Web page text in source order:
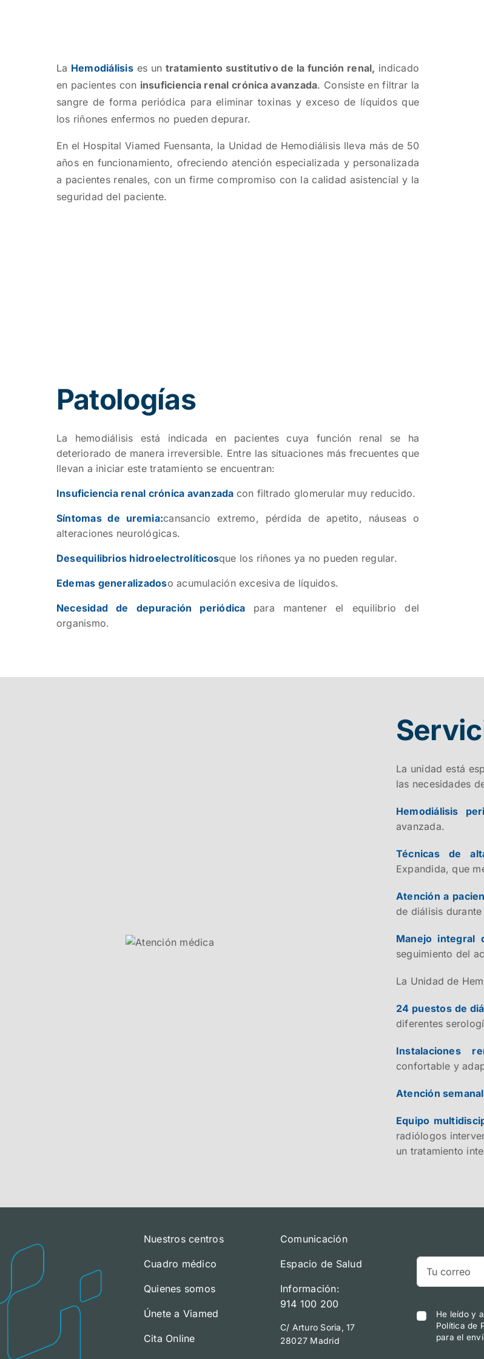
La Hemodiálisises un tratamiento sustitutivo de la función renal, indicado
en pacientes con insuficiencia renal crónica avanzada. Consiste en filtrar la
sangre de forma periódica para eliminar toxinas y exceso de líquidos que
los riñones enfermos no pueden depurar.
En el Hospital Viamed Fuensanta, la Unidad de Hemodiálisis lleva más de 50
años en funcionamiento, ofreciendo atención especializada y personalizada
a pacientes renales, con un firme compromiso con la calidad asistencial y la
seguridad del paciente.
Patologías
La hemodiálisis está indicada en pacientes cuya función renal se ha
deteriorado de manera irreversible. Entre las situaciones más frecuentes que
llevan a iniciar este tratamiento se encuentran:
Insuficiencia renal crónica avanzada con filtrado glomerular muy reducido.
Síntomas de uremia:cansancio extremo, pérdida de apetito, náuseas o
alteraciones neurológicas.
Desequilibrios hidroelectrolíticosque los riñones ya no pueden regular.
Edemas generalizadoso acumulación excesiva de líquidos.
Necesidad de depuración periódica
para mantener el equilibrio del
organismo.
La unidad está
las necesidades
Hemodiálisis
avanzada.
Técnicas de
Expandida, que
Atención a
de diálisis
Manejo integral
seguimiento del
La Unidad de
24 puestos de
diferentes
Instalaciones
confortable y
Atención
Equipo
radiólogos
un tratamiento
Nuestros centros
Cuadro médico
Quienes somos
Únete a Viamed
Cita Online
Comunicación
Espacio de Salud
Información:
914 100 200
C/ Arturo Soria, 17
28027 Madrid
He leído y
Política de
para el